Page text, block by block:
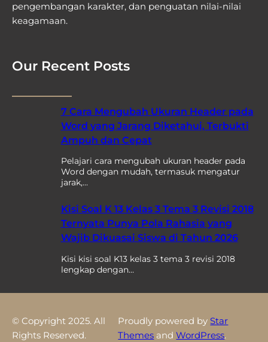
pengembangan karakter, dan penguatan nilai-nilai
keagamaan.
Our Recent Posts
7 Cara Mengubah Ukuran Header pada
Word yang Jarang Diketahui, Terbukti
Ampuh dan Cepat
Pelajari cara mengubah ukuran header pada
Word dengan mudah, termasuk mengatur
jarak,…
Kisi Soal K 13 Kelas 3 Tema 3 Revisi 2018
Ternyata Punya Pola Rahasia yang
Wajib Dikuasai Siswa di Tahun 2026
Kisi kisi soal K13 kelas 3 tema 3 revisi 2018
lengkap dengan…
© Copyright 2025. All
Rights Reserved.
Proudly powered by Star
Themes andWordPress.